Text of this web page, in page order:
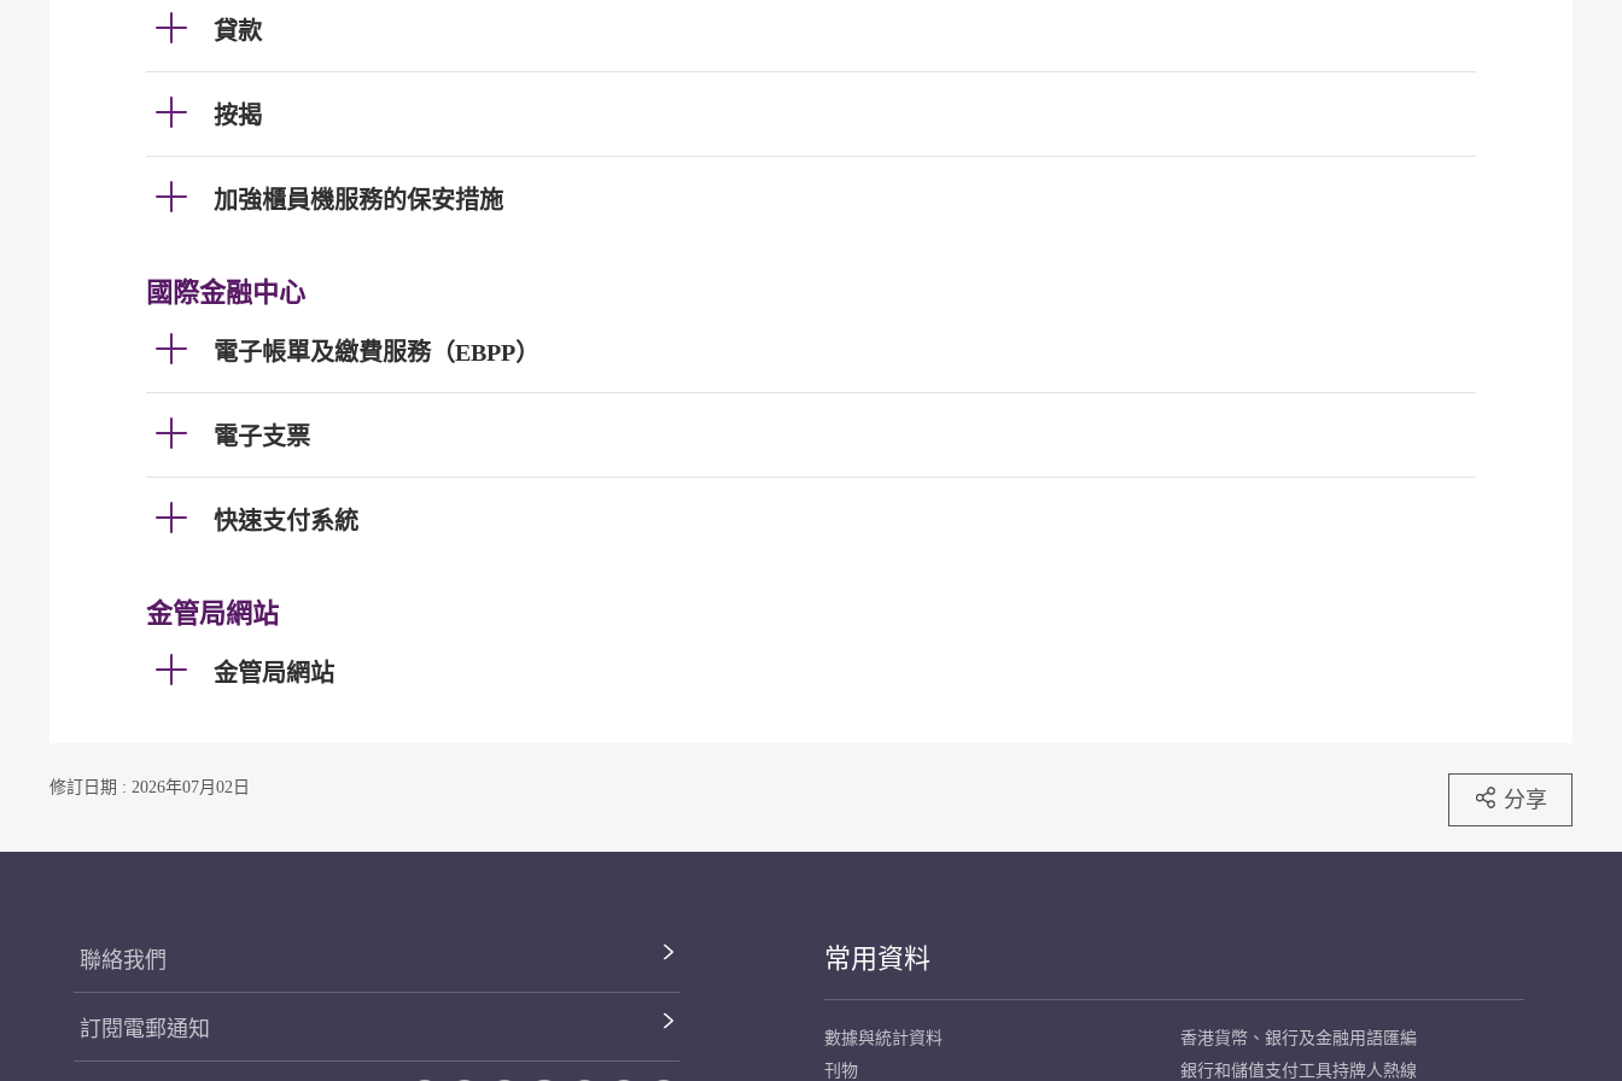
貸款
按揭
加強櫃員機服務的保安措施
國際金融中心
電子帳單及繳費服務（EBPP）
電子支票
快速支付系統
金管局網站
金管局網站
修訂日期 : 2026年07月02日 分享
聯絡我們
訂閱電郵通知
常用資料
數據與統計資料
刊物
香港貨幣、銀行及金融用語匯編
銀行和儲值支付工具持牌人熱線